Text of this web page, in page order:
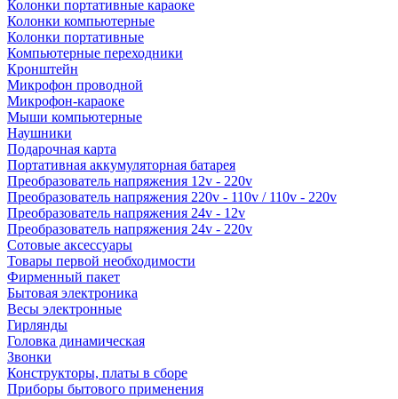
Колонки портативные караоке
Колонки компьютерные
Колонки портативные
Компьютерные переходники
Кронштейн
Микрофон проводной
Микрофон-караоке
Мыши компьютерные
Наушники
Подарочная карта
Портативная аккумуляторная батарея
Преобразователь напряжения 12v - 220v
Преобразователь напряжения 220v - 110v / 110v - 220v
Преобразователь напряжения 24v - 12v
Преобразователь напряжения 24v - 220v
Сотовые аксессуары
Товары первой необходимости
Фирменный пакет
Бытовая электроника
Весы электронные
Гирлянды
Головка динамическая
Звонки
Конструкторы, платы в сборе
Приборы бытового применения